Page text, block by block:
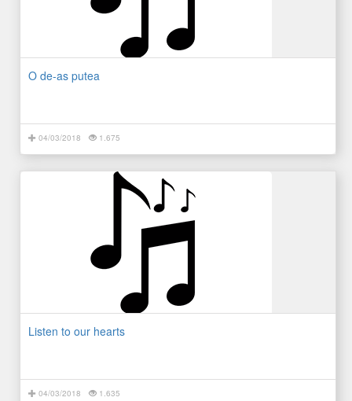
O de-as putea
04/03/2018 1.675
Listen to our hearts
04/03/2018 1.635